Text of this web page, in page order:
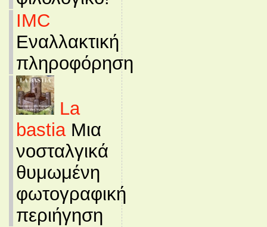
IMC
Εναλλακτική
πληροφόρηση
La
bastiaΜια
νοσταλγικά
θυμωμένη
φωτογραφική
περιήγηση